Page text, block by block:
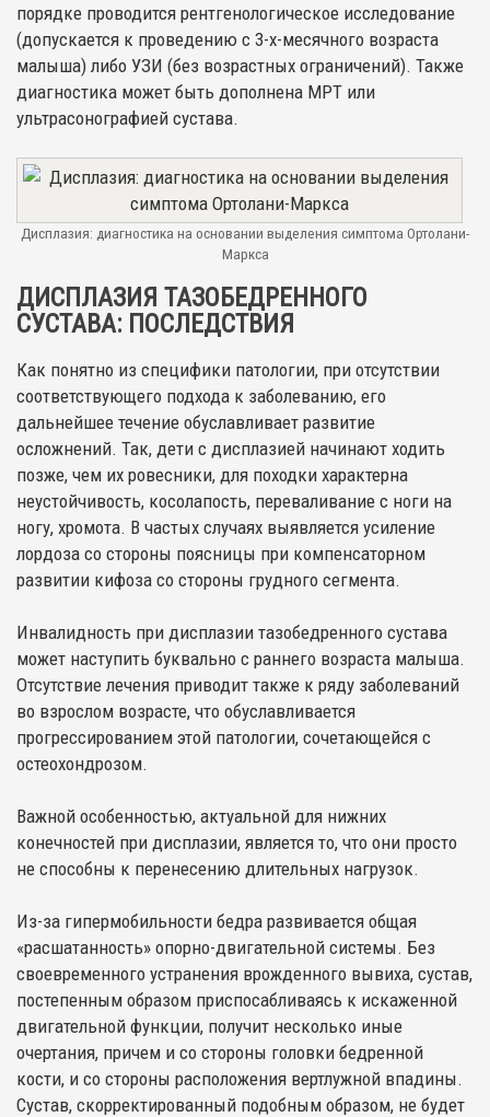
порядке проводится рентгенологическое исследование
(допускается к проведению с 3-х-месячного возраста
малыша) либо УЗИ (без возрастных ограничений). Также
диагностика может быть дополнена МРТ или
ультрасонографией сустава.
Дисплазия: диагностика на основании выделения симптома Ортолани-
Маркса
ДИСПЛАЗИЯ ТАЗОБЕДРЕННОГО
СУСТАВА: ПОСЛЕДСТВИЯ
Как понятно из специфики патологии, при отсутствии
соответствующего подхода к заболеванию, его
дальнейшее течение обуславливает развитие
осложнений. Так, дети с дисплазией начинают ходить
позже, чем их ровесники, для походки характерна
неустойчивость, косолапость, переваливание с ноги на
ногу, хромота. В частых случаях выявляется усиление
лордоза со стороны поясницы при компенсаторном
развитии кифоза со стороны грудного сегмента.
Инвалидность при дисплазии тазобедренного сустава
может наступить буквально с раннего возраста малыша.
Отсутствие лечения приводит также к ряду заболеваний
во взрослом возрасте, что обуславливается
прогрессированием этой патологии, сочетающейся с
остеохондрозом.
Важной особенностью, актуальной для нижних
конечностей при дисплазии, является то, что они просто
не способны к перенесению длительных нагрузок.
Из-за гипермобильности бедра развивается общая
«расшатанность» опорно-двигательной системы. Без
своевременного устранения врожденного вывиха, сустав,
постепенным образом приспосабливаясь к искаженной
двигательной функции, получит несколько иные
очертания, причем и со стороны головки бедренной
кости, и со стороны расположения вертлужной впадины.
Сустав, скорректированный подобным образом, не будет